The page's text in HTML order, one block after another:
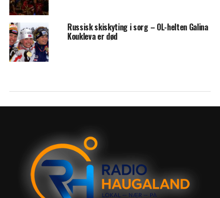
Russisk skiskyting i sorg – OL-helten Galina
Koukleva er død